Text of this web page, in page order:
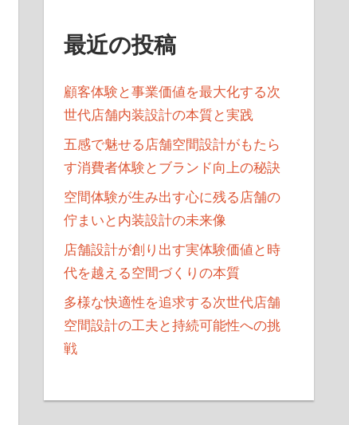
最近の投稿
顧客体験と事業価値を最大化する次
世代店舗内装設計の本質と実践
五感で魅せる店舗空間設計がもたら
す消費者体験とブランド向上の秘訣
空間体験が生み出す心に残る店舗の
佇まいと内装設計の未来像
店舗設計が創り出す実体験価値と時
代を越える空間づくりの本質
多様な快適性を追求する次世代店舗
空間設計の工夫と持続可能性への挑
戦